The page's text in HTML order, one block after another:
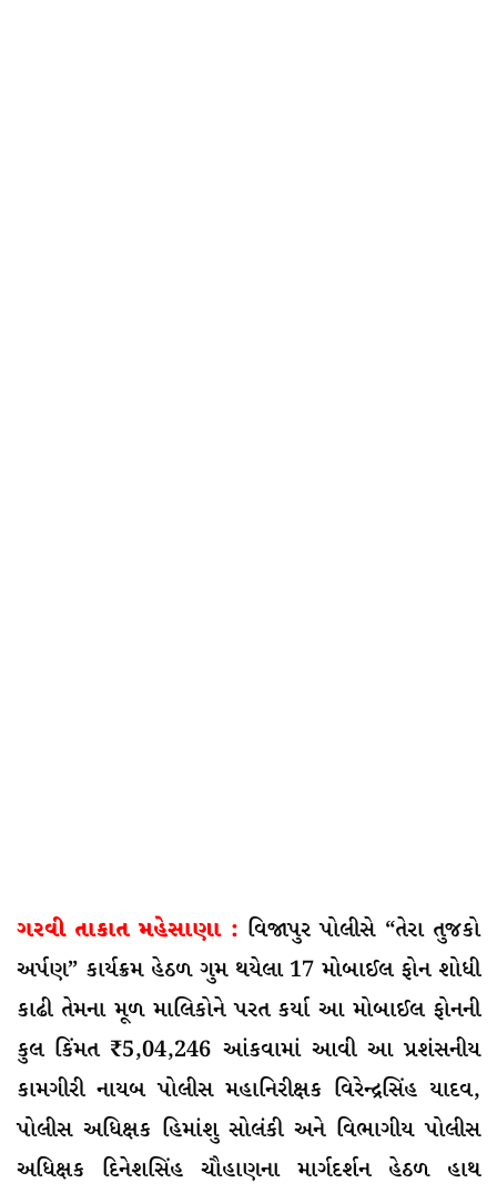
ગરવી તાકાત મહેસાણા : વિજાપુર પોલીસે “તેરા તુજકો
અર્પણ” કાર્યક્રમ હેઠળ ગુમ થયેલા 17 મોબાઈલ ફોન શોધી
કાઢી તેમના મૂળ માલિકોને પરત કર્યા આ મોબાઈલ ફોનની
કુલ કિંમત ₹5,04,246 આંકવામાં આવી આ પ્રશંસનીય
કામગીરી નાયબ પોલીસ મહાનિરીક્ષક વિરેન્દ્રસિંહ યાદવ,
પોલીસ અધિક્ષક હિમાંશુ સોલંકી અને વિભાગીય પોલીસ
અધિક્ષક દિનેશસિંહ ચૌહાણના માર્ગદર્શન હેઠળ હાથ